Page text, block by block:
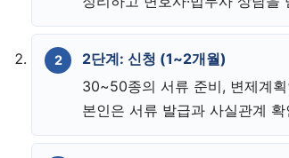
2단계: 신청 (1~2개월)
30~50종의 서류 준비, 변제계
본인은 서류 발급과 사실관계